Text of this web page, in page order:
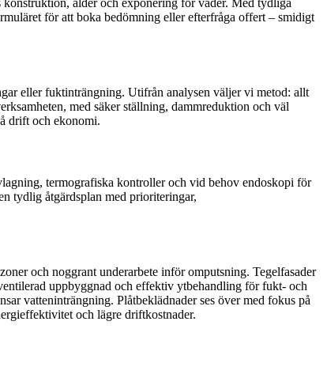
för att boka bedömning eller efterfråga offert – smidigt
eller fuktinträngning. Utifrån analysen väljer vi metod: allt
med säker ställning, dammreduktion och väl
drift och ekonomi.
termografiska kontroller och vid behov endoskopi för
tydlig åtgärdsplan med prioriteringar,
och noggrant underarbete inför omputsning. Tegelfasader
uppbyggnad och effektiv ytbehandling för fukt- och
vatteninträngning. Plåtbeklädnader ses över med fokus på
och lägre driftkostnader.